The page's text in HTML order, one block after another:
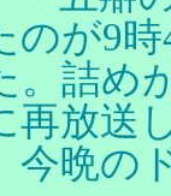
のが9
。詰め
再放送
今晩の